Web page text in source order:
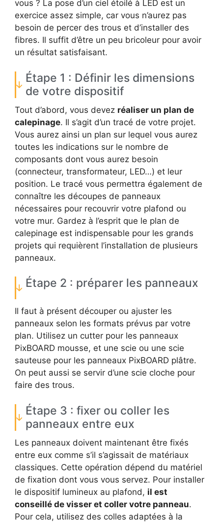
vous ? La pose d’un ciel étoilé à LED est un
exercice assez simple, car vous n’aurez pas
besoin de percer des trous et d’installer des
fibres. Il suffit d’être un peu bricoleur pour avoir
un résultat satisfaisant.
Étape 1 : Définir les dimensions
de votre dispositif
Tout d’abord, vous devez réaliser un plan de
calepinage. Il s’agit d’un tracé de votre projet.
Vous aurez ainsi un plan sur lequel vous aurez
toutes les indications sur le nombre de
composants dont vous aurez besoin
(connecteur, transformateur, LED…) et leur
position. Le tracé vous permettra également de
connaître les découpes de panneaux
nécessaires pour recouvrir votre plafond ou
votre mur. Gardez à l’esprit que le plan de
calepinage est indispensable pour les grands
projets qui requièrent l’installation de plusieurs
panneaux.
Étape 2 : préparer les panneaux
Il faut à présent découper ou ajuster les
panneaux selon les formats prévus par votre
plan. Utilisez un cutter pour les panneaux
PixBOARD mousse, et une scie ou une scie
sauteuse pour les panneaux PixBOARD plâtre.
On peut aussi se servir d’une scie cloche pour
faire des trous.
Étape 3 : fixer ou coller les
panneaux entre eux
Les panneaux doivent maintenant être fixés
entre eux comme s’il s’agissait de matériaux
classiques. Cette opération dépend du matériel
de fixation dont vous vous servez. Pour installer
le dispositif lumineux au plafond, il est
conseillé de visser et coller votre panneau.
Pour cela, utilisez des colles adaptées à la